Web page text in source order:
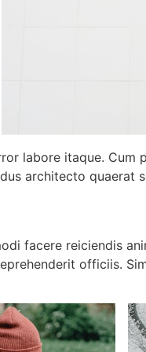
labore itaque. Cum
architecto quaerat
facere reiciendis
officiis.